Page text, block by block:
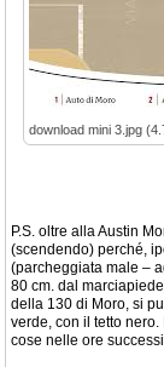
download mini 3.jpg
P.S. oltre alla Austin
(scendendo) perché,
(parcheggiata male –
80 cm. dal
della 130 di Moro, si
verde, con il tetto
cose nelle ore